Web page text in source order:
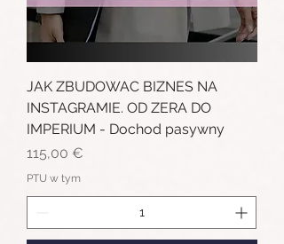
JAK ZBUDOWAC BIZNES NA
INSTAGRAMIE. OD ZERA DO
IMPERIUM - Dochod pasywny
Cena
115,00 €
PTU w tym